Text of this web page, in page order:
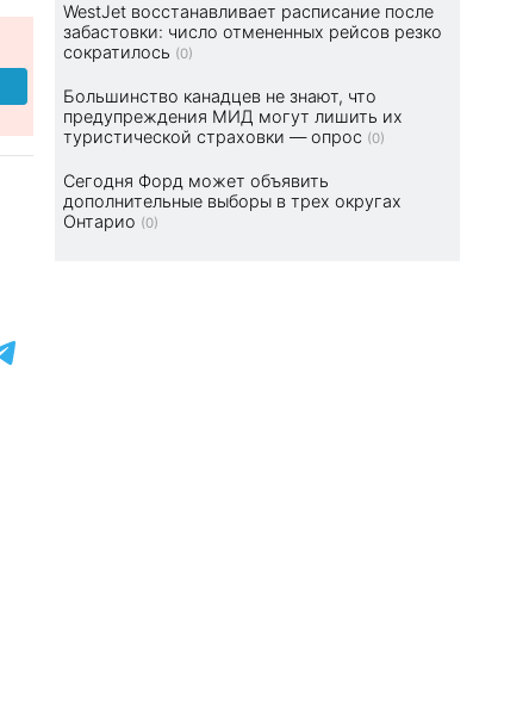
WestJet восстанавливает расписание после
забастовки: число отмененных рейсов резко
сократилось (0)
Большинство канадцев не знают, что
предупреждения МИД могут лишить их
туристической страховки — опрос (0)
Сегодня Форд может объявить
дополнительные выборы в трех округах
Онтарио (0)